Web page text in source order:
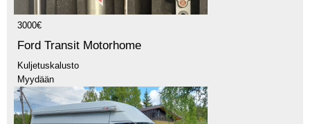
3000€
Ford Transit Motorhome
Kuljetuskalusto
Myydään